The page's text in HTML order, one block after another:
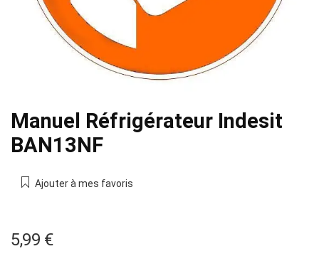
Manuel Réfrigérateur Indesit
BAN13NF
Ajouter à mes favoris
5,99 €